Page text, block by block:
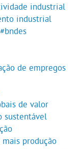
industrial
industrial
#bndes
de empregos
de valor
sustentável
produção